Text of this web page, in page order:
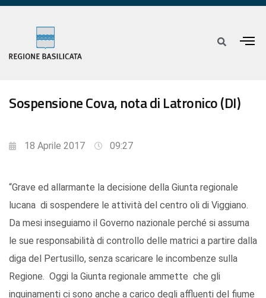
Sospensione Cova, nota di Latronico (DI)
18 Aprile 2017 09:27
“Grave ed allarmante la decisione della Giunta regionale
lucana di sospendere le attività del centro oli di Viggiano.
Da mesi inseguiamo il Governo nazionale perché si assuma
le sue responsabilità di controllo delle matrici a partire dalla
diga del Pertusillo, senza scaricare le incombenze sulla
Regione. Oggi la Giunta regionale ammette che gli
inquinamenti ci sono anche a carico degli affluenti del fiume